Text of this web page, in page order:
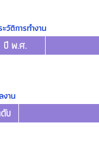
วัติการทำงาน
ปี พ.ศ.
งาน
บ